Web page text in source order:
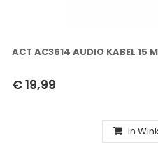
ACT AC3614 AUDIO KABEL 15
€ 19,99
In